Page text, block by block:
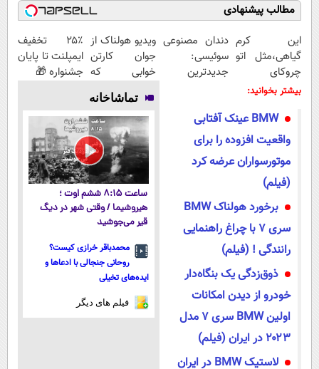
مطالب پیشنهادی
این کرم
گیاهی،مثل اتو
چروکای
پوستتوصاف
دندان مصنوعی
سوئیسی:
جدیدترین
پرداخت قسطی
ویدیو هولناک از
جوان کارتن
خوابی که
میلیاردر شد.
آموزش رایگان
۲۵٪ تخفیف
ایمپلنت تا پایان
جشنواره 🎁
بیشتر بخوانید:
BMW عینک آفتابی
واقعیت افزوده را برای
موتورسواران عرضه کرد
(فیلم)
برخورد هولناک BMW
سری ۷ با چراغ راهنمایی
رانندگی ! (فیلم)
ذوق‌زدگی یک بنگاه‌دار
خودرو از دیدن امکانات
اولین BMW سری ۷ مدل
۲۰۲۳ در ایران (فیلم)
لاستیک BMW در ایران
تماشاخانه
ساعت ۸:۱۵ ششم اوت ؛
هیروشیما / وقتی شهر در دیگ
قیر می‌جوشید
محمدباقر خرازی کیست؟
روحانی جنجالی با ادعاها و
ایده‌های تخیلی
فیلم های دیگر